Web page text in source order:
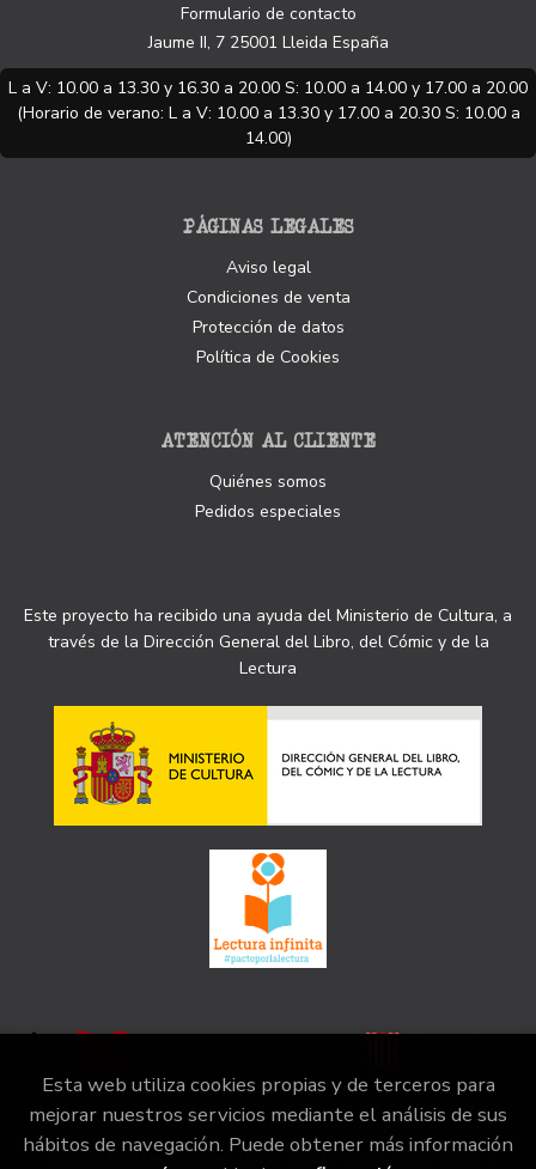
Formulario de contacto
Jaume II, 7 25001 Lleida España
L a V: 10.00 a 13.30 y 16.30 a 20.00 S: 10.00 a 14.00 y 17.00 a 20.00
(Horario de verano: L a V: 10.00 a 13.30 y 17.00 a 20.30 S: 10.00 a
14.00)
PÁGINAS LEGALES
Aviso legal
Condiciones de venta
Protección de datos
Política de Cookies
ATENCIÓN AL CLIENTE
Quiénes somos
Pedidos especiales
Este proyecto ha recibido una ayuda del Ministerio de Cultura, a
través de la Dirección General del Libro, del Cómic y de la
Lectura
2026 ©la irreductible . Todos los Derechos Reservados |
Esta web utiliza cookies propias y de terceros para
mejorar nuestros servicios mediante el análisis de sus
hábitos de navegación. Puede obtener más información